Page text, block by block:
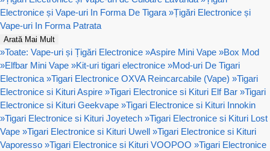
Electronice și Vape-uri In Forma De Tigara »Țigări Electronice și
Vape-uri In Forma Patrata
Arată Mai Mult
»Toate: Vape-uri și Țigări Electronice »Aspire Mini Vape »Box Mod
»Elfbar Mini Vape »Kit-uri tigari electronice »Mod-uri De Tigari
Electronica »Tigari Electronice OXVA Reincarcabile (Vape) »Tigari
Electronice si Kituri Aspire »Tigari Electronice si Kituri Elf Bar »Tigari
Electronice si Kituri Geekvape »Tigari Electronice si Kituri Innokin
»Tigari Electronice si Kituri Joyetech »Tigari Electronice si Kituri Lost
Vape »Tigari Electronice si Kituri Uwell »Tigari Electronice si Kituri
Vaporesso »Tigari Electronice si Kituri VOOPOO »Tigari Electronice